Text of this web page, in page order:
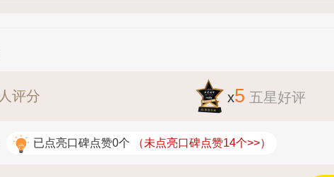
人评分 x5 五星好评
已点亮口碑点赞0个 （未点亮口碑点赞14个>>）